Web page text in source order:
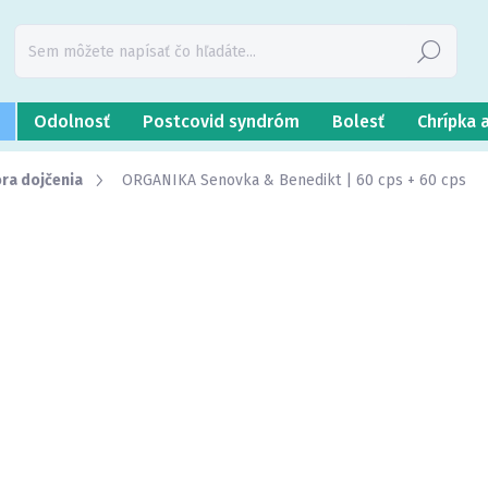
Hľadať
Odolnosť Postcovid syndróm Bolesť Chrípka
dojčenia ORGANIKA Senovka & Benedikt | 60 cps + 60 cps